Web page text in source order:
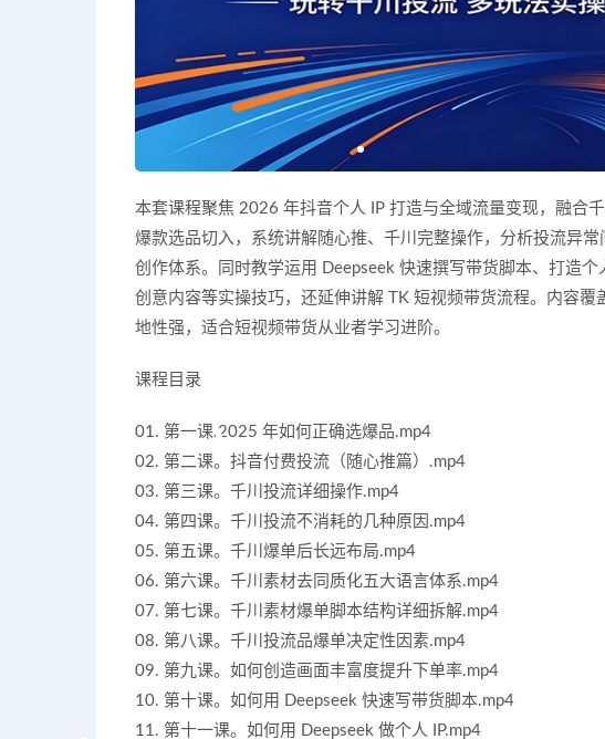
本套课程聚焦 2026 年抖音个人 IP 打造与全域流量变现，融合
爆款选品切入，系统讲解随心推、千川完整操作，分析投流异
创作体系。同时教学运用 Deepseek 快速撰写带货脚本、打造
创意内容等实操技巧，还延伸讲解 TK 短视频带货流程。内容
地性强，适合短视频带货从业者学习进阶。
课程目录
01. 第一课.2025 年如何正确选爆品.mp4
02. 第二课。抖音付费投流（随心推篇）.mp4
03. 第三课。千川投流详细操作.mp4
04. 第四课。千川投流不消耗的几种原因.mp4
05. 第五课。千川爆单后长远布局.mp4
06. 第六课。千川素材去同质化五大语言体系.mp4
07. 第七课。千川素材爆单脚本结构详细拆解.mp4
08. 第八课。千川投流品爆单决定性因素.mp4
09. 第九课。如何创造画面丰富度提升下单率.mp4
10. 第十课。如何用 Deepseek 快速写带货脚本.mp4
11. 第十一课。如何用 Deepseek 做个人 IP.mp4